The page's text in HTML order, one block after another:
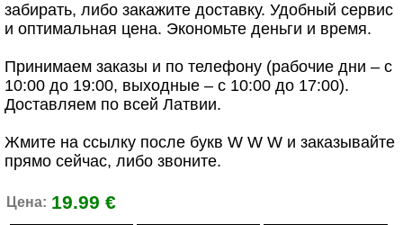
забирать, либо закажите доставку. Удобный сервис
и оптимальная цена. Экономьте деньги и время.
Принимаем заказы и по телефону (рабочие дни – с
10:00 до 19:00, выходные – с 10:00 до 17:00).
Доставляем по всей Латвии.
Жмите на ссылку после букв W W W и заказывайте
прямо сейчас, либо звоните.
Цена: 19.99 €